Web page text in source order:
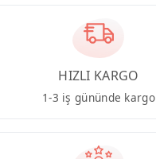
HIZLI KARGO
1-3 iş gününde kargo